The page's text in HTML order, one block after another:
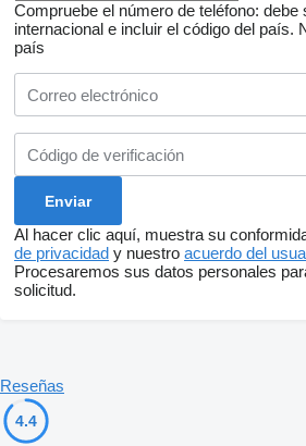
Compruebe el número de teléfono: debe
internacional e incluir el código del país.
país
Al hacer clic aquí, muestra su
de privacidad y nuestro acuerdo del
Procesaremos sus datos personales
solicitud.
Reseñas
4.4